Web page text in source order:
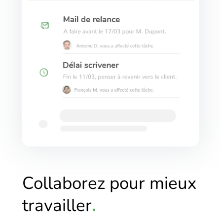
Collaborez pour mieux
travailler.